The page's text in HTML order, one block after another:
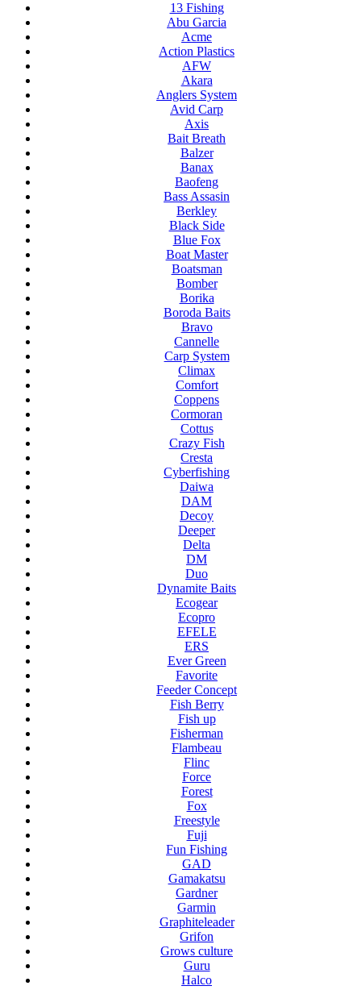
13 Fishing
Abu Garcia
Acme
Action Plastics
AFW
Akara
Anglers System
Avid Carp
Axis
Bait Breath
Balzer
Banax
Baofeng
Bass Assasin
Berkley
Black Side
Blue Fox
Boat Master
Boatsman
Bomber
Borika
Boroda Baits
Bravo
Cannelle
Carp System
Climax
Comfort
Coppens
Cormoran
Cottus
Crazy Fish
Cresta
Cyberfishing
Daiwa
DAM
Decoy
Deeper
Delta
DM
Duo
Dynamite Baits
Ecogear
Ecopro
EFELE
ERS
Ever Green
Favorite
Feeder Concept
Fish Berry
Fish up
Fisherman
Flambeau
Flinc
Force
Forest
Fox
Freestyle
Fuji
Fun Fishing
GAD
Gamakatsu
Gardner
Garmin
Graphiteleader
Grifon
Grows culture
Guru
Halco